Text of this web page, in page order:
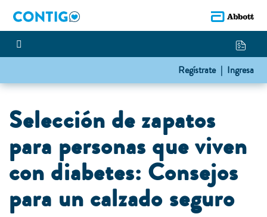
Regístrate | Ingresa
Selección de zapatos
para personas que viven
con diabetes: Consejos
para un calzado seguro